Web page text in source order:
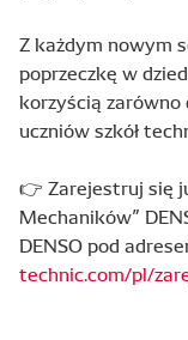
Z każdym nowym
poprzeczkę w
korzyścią
uczniów szkół
👉 Zarejestruj się
Mechaników”
DENSO pod
technic.com/pl/